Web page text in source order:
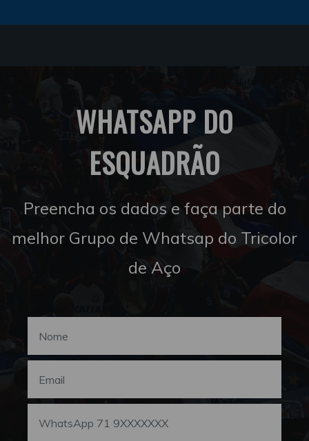
WHATSAPP DO
ESQUADRÃO
Preencha os dados e faça parte do
melhor Grupo de Whatsap do Tricolor
de Aço